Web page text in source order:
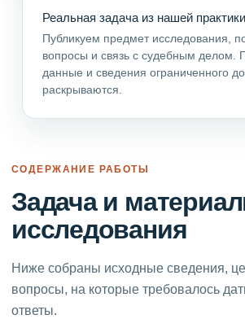
Реальная задача из нашей практики
Публикуем предмет исследования,
вопросы и связь с судебным делом.
данные и сведения ограниченного
раскрываются.
СОДЕРЖАНИЕ РАБОТЫ
Задача и
исследования
Ниже собраны исходные сведения,
вопросы, на которые требовалось
ответы.